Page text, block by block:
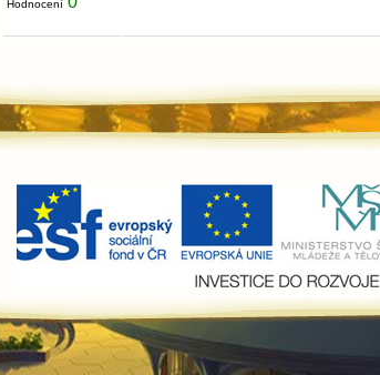
Hodnocení